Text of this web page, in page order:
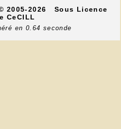
2005-2026
Sous Licence
CeCILL
en 0.64 seconde